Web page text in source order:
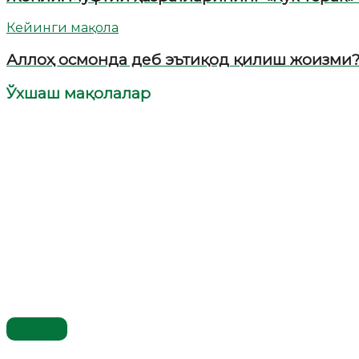
Кейинги мақола
Аллоҳ осмонда деб эътиқод қилиш жоизми?
Ўхшаш мақолалар